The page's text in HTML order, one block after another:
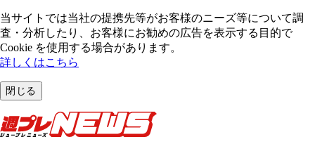
当サイトでは当社の提携先等がお客様のニーズ等について調
査・分析したり、お客様にお勧めの広告を表⽰する⽬的で
Cookie を使⽤する場合があります。
詳しくはこちら
閉じる